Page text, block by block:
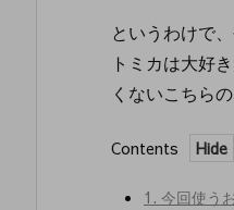
というわけで
トミカは大好
くないこちら
Contents
1. 今回使う